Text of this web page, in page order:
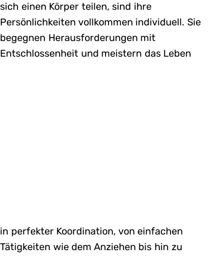
sich einen Körper teilen, sind ihre
Persönlichkeiten vollkommen individuell. Sie
begegnen Herausforderungen mit
Entschlossenheit und meistern das Leben
in perfekter Koordination, von einfachen
Tätigkeiten wie dem Anziehen bis hin zu